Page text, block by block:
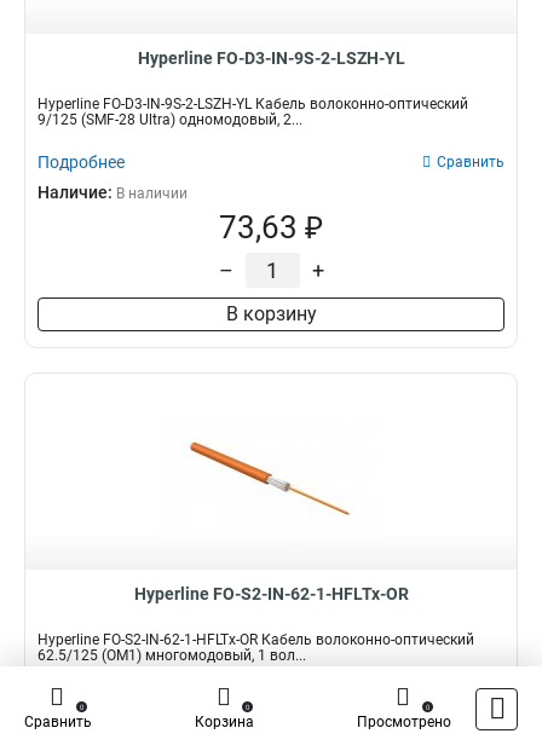
Hyperline FO-D3-IN-9S-2-LSZH-YL
Hyperline FO-D3-IN-9S-2-LSZH-YL Кабель волоконно-оптический
9/125 (SMF-28 Ultra) одномодовый, 2...
Подробнее Сравнить
Наличие: В наличии
73,63 ₽
– +
В корзину
Hyperline FO-S2-IN-62-1-HFLTx-OR
Hyperline FO-S2-IN-62-1-HFLTx-OR Кабель волоконно-оптический
62.5/125 (OM1) многомодовый, 1 вол...
Подробнее Сравнить
Наличие:
Сравнить
0
Корзина
0
Просмотрено
0